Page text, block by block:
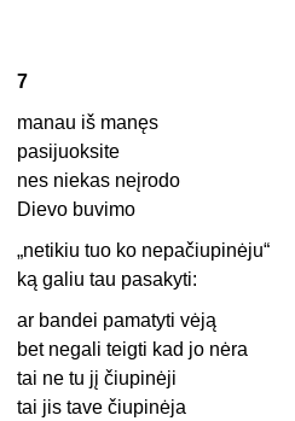
7
manau iš manęs
pasijuoksite
nes niekas neįrodo
Dievo buvimo
„netikiu tuo ko nepačiupinėju“
ką galiu tau pasakyti:
ar bandei pamatyti vėją
bet negali teigti kad jo nėra
tai ne tu jį čiupinėji
tai jis tave čiupinėja